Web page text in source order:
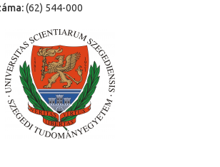
(62) 544-000